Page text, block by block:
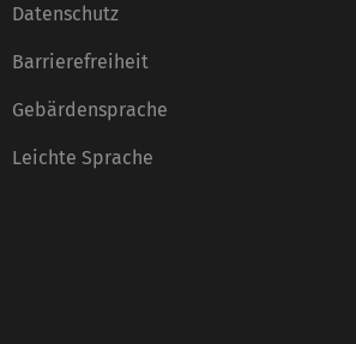
Datenschutz
Barrierefreiheit
Gebärdensprache
Leichte Sprache